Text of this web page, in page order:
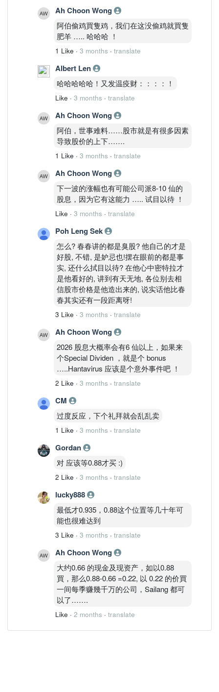
Ah Choon Wong
阿伯偷鸡買隻鸡，我们在这没偷鸡就買隻
肥羊 ….. 哈哈哈 ！
1 Like · 3 months · translate
Albert Len
哈哈哈哈哈！又发温疫财：：：：！
Like · 3 months · translate
Ah Choon Wong
阿伯，世事难料……股市就是有很多因素
导致股价的上下…….
1 Like · 3 months · translate
Ah Choon Wong
下一波的涨幅也有可能公司派8-10 仙的
股息，因为它有这能力 ….. 试目以待 ！
Like · 3 months · translate
Poh Leng Sek
怎么? 春春讲的都是臭股? 他自己的才是
好股, 不错, 是妒忌也!摆在眼前的都是事
实, 还什么拭目以待? 在他心中密特拉才
是他看好的, 讲到有天无地, 各位别去相
信股市价格是他造出来的, 说实话他比春
春其实还有一段距离呀!
3 Like · 3 months · translate
Ah Choon Wong
2026 股息大概率会有6 仙以上，如果来
个Special Dividen ，就是个 bonus
…..Hantavirus 应该是个意外事件吧 ！
2 Like · 3 months · translate
CM
过度反应，下个礼拜就会乱乱卖
1 Like · 3 months · translate
Gordan
对 应该等0.88才买 :)
2 Like · 3 months · translate
lucky888
最低才0.935，0.88这个位置等几十年可
能也很难达到
3 Like · 3 months · translate
Ah Choon Wong
大约0.66 的现金及现资产，如以0.88
買，那么0.88-0.66 =0.22, 以 0.22 的价買
一间每季赚幾千万的公司，Sailang 都可
以了…….
Like · 2 months · translate